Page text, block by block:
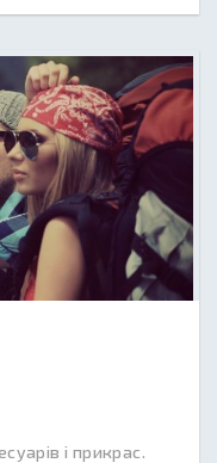
і прикрас.